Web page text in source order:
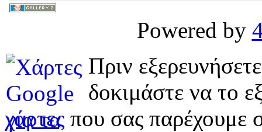
Powered by
Πριν
δοκιμάστε να το
χάρτες που σας παρέχουμε